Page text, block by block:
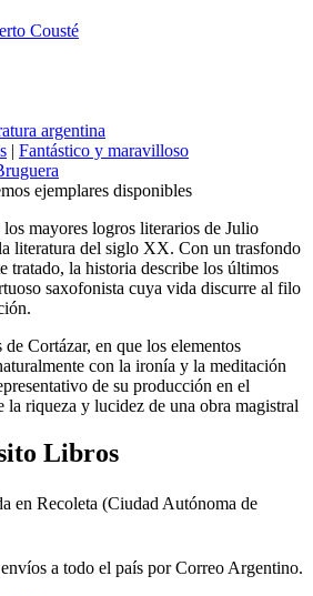
Cousté
argentina
| Fantástico y maravilloso
ejemplares disponibles
mayores logros literarios de Julio
literatura del siglo XX. Con un trasfondo
tratado, la historia describe los últimos
saxofonista cuya vida discurre al filo
Cortázar, en que los elementos
con la ironía y la meditación
de su producción en el
la riqueza y lucidez de una obra magistral
Libros
en Recoleta (Ciudad Autónoma de
a todo el país por Correo Argentino.